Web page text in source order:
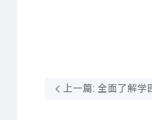
上一篇: 全面了解学